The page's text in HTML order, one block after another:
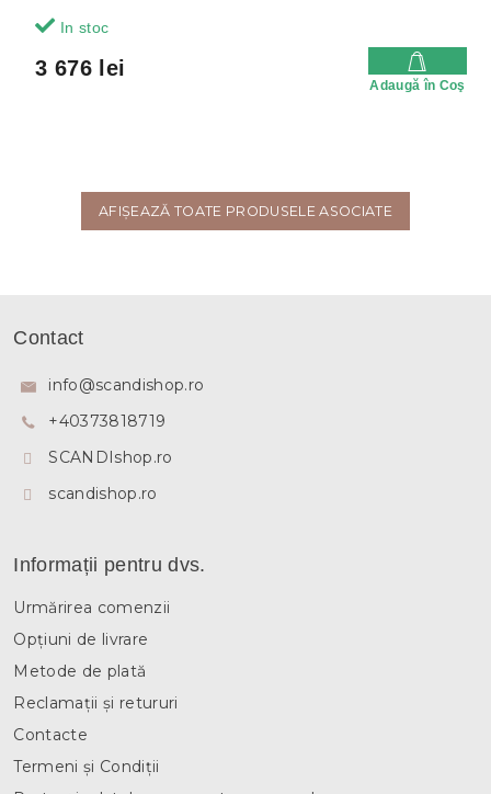
In stoc
3 676 lei
Adaugă în Coş
AFIŞEAZĂ TOATE PRODUSELE ASOCIATE
Contact
info@scandishop.ro
+40373818719
SCANDIshop.ro
scandishop.ro
Informații pentru dvs.
Urmărirea comenzii
Opțiuni de livrare
Metode de plată
Reclamații și retururi
Contacte
Termeni și Condiții